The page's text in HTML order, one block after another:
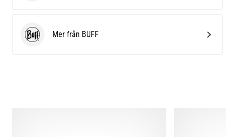
BUFF Mer från BUFF